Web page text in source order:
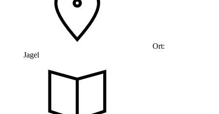
Ort:
Jagel